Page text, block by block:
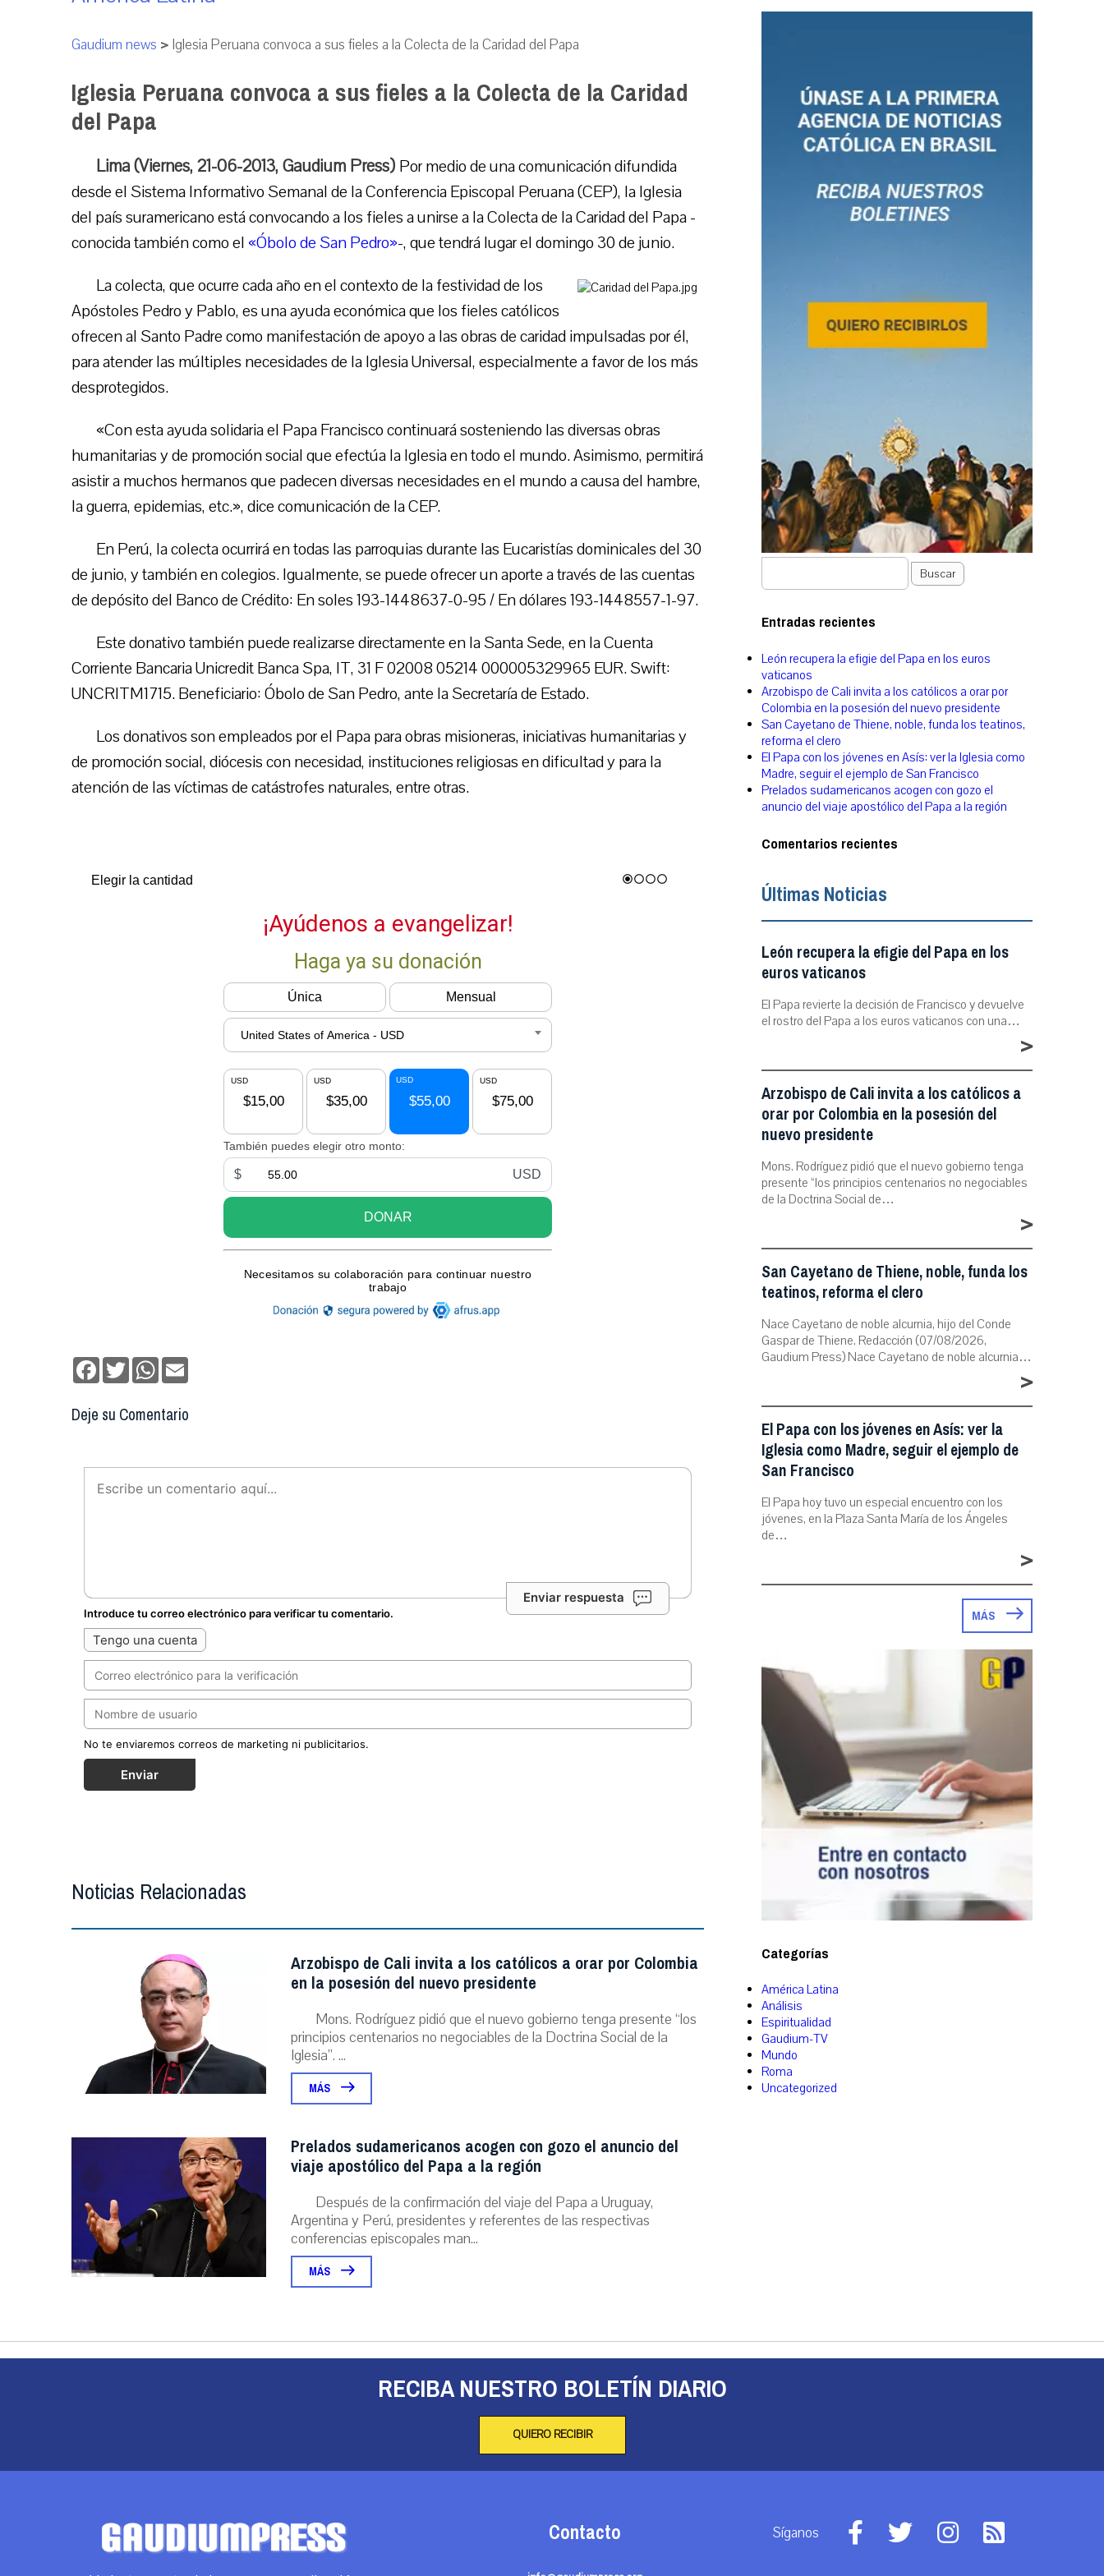
Gaudium news > Iglesia Peruana convoca a sus fieles a la Colecta de la Caridad del Papa
Iglesia Peruana convoca a sus fieles a la Colecta de la Caridad
del Papa
Lima (Viernes, 21-06-2013, Gaudium Press) Por medio de una comunicación difundida
desde el Sistema Informativo Semanal de la Conferencia Episcopal Peruana (CEP), la Iglesia
del país suramericano está convocando a los fieles a unirse a la Colecta de la Caridad del Papa -
conocida también como el «Óbolo de San Pedro»-, que tendrá lugar el domingo 30 de junio.
La colecta, que ocurre cada año en el contexto de la festividad de los
Apóstoles Pedro y Pablo, es una ayuda económica que los fieles católicos
ofrecen al Santo Padre como manifestación de apoyo a las obras de caridad impulsadas por él,
para atender las múltiples necesidades de la Iglesia Universal, especialmente a favor de los más
desprotegidos.
«Con esta ayuda solidaria el Papa Francisco continuará sosteniendo las diversas obras
humanitarias y de promoción social que efectúa la Iglesia en todo el mundo. Asimismo, permitirá
asistir a muchos hermanos que padecen diversas necesidades en el mundo a causa del hambre,
la guerra, epidemias, etc.», dice comunicación de la CEP.
En Perú, la colecta ocurrirá en todas las parroquias durante las Eucaristías dominicales del 30
de junio, y también en colegios. Igualmente, se puede ofrecer un aporte a través de las cuentas
de depósito del Banco de Crédito: En soles 193-1448637-0-95 / En dólares 193-1448557-1-97.
Este donativo también puede realizarse directamente en la Santa Sede, en la Cuenta
Corriente Bancaria Unicredit Banca Spa, IT, 31 F 02008 05214 000005329965 EUR. Swift:
UNCRITM1715. Beneficiario: Óbolo de San Pedro, ante la Secretaría de Estado.
Los donativos son empleados por el Papa para obras misioneras, iniciativas humanitarias y
de promoción social, diócesis con necesidad, instituciones religiosas en dificultad y para la
atención de las víctimas de catástrofes naturales, entre otras.
Facebook
TwitterWhatsApp
Deje su Comentario
Enviar respuesta
Introduce tu correo electrónico para verificar tu comentario.
Tengo una cuenta
No te enviaremos correos de marketing ni publicitarios.
Enviar
Noticias Relacionadas
Arzobispo de Cali invita a los católicos a orar por Colombia
en la posesión del nuevo presidente
Mons. Rodríguez pidió que el nuevo gobierno tenga presente “los
principios centenarios no negociables de la Doctrina Social de la
Iglesia”. ...
MÁS
Prelados sudamericanos acogen con gozo el anuncio del
viaje apostólico del Papa a la región
Después de la confirmación del viaje del Papa a Uruguay,
Argentina y Perú, presidentes y referentes de las respectivas
conferencias episcopales man...
MÁS
Buscar
Entradas recientes
León recupera la efigie del Papa en los euros
vaticanos
Arzobispo de Cali invita a los católicos a orar por
Colombia en la posesión del nuevo presidente
San Cayetano de Thiene, noble, funda los teatinos,
reforma el clero
El Papa con los jóvenes en Asís: ver la Iglesia como
Madre, seguir el ejemplo de San Francisco
Prelados sudamericanos acogen con gozo el
anuncio del viaje apostólico del Papa a la región
Comentarios recientes
Últimas Noticias
León recupera la efigie del Papa en los
euros vaticanos
El Papa revierte la decisión de Francisco y devuelve
el rostro del Papa a los euros vaticanos con una…
>
Arzobispo de Cali invita a los católicos a
orar por Colombia en la posesión del
nuevo presidente
Mons. Rodríguez pidió que el nuevo gobierno tenga
presente “los principios centenarios no negociables
de la Doctrina Social de…
>
San Cayetano de Thiene, noble, funda los
teatinos, reforma el clero
Nace Cayetano de noble alcurnia, hijo del Conde
Gaspar de Thiene. Redacción (07/08/2026,
Gaudium Press) Nace Cayetano de noble alcurnia…
>
El Papa con los jóvenes en Asís: ver la
Iglesia como Madre, seguir el ejemplo de
San Francisco
El Papa hoy tuvo un especial encuentro con los
jóvenes, en la Plaza Santa María de los Ángeles
de…
>
MÁS
Categorías
América Latina
Análisis
Espiritualidad
Gaudium-TV
Mundo
Roma
Uncategorized
RECIBA NUESTRO BOLETÍN DIARIO
QUIERO RECIBIR
Contacto Síganos